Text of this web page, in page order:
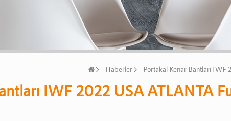
Haberler Portakal Kenar Bantları IWF
IWF 2022 USA ATLANTA